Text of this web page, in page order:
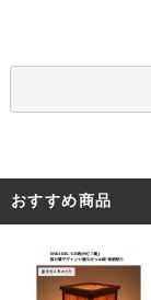
おすすめ商品